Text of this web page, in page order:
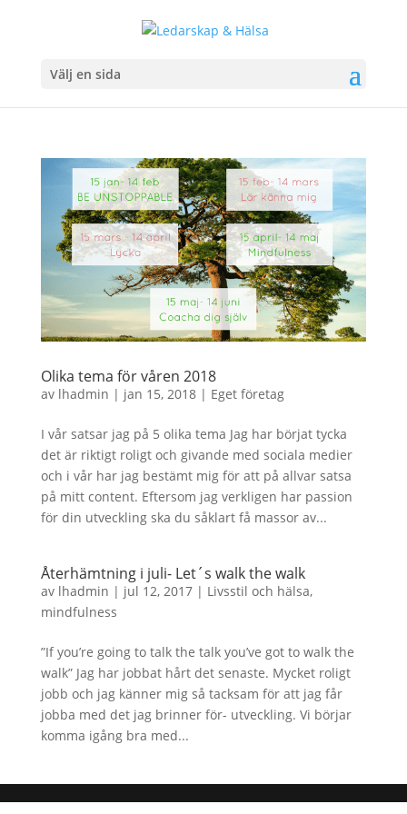
Välj en sida
Olika tema för våren 2018
av lhadmin | jan 15, 2018| Eget företag
I vår satsar jag på 5 olika tema Jag har börjat tycka
det är riktigt roligt och givande med sociala medier
och i vår har jag bestämt mig för att på allvar satsa
på mitt content. Eftersom jag verkligen har passion
för din utveckling ska du såklart få massor av...
Återhämtning i juli- Let´s walk the walk
av lhadmin | jul 12, 2017| Livsstil och hälsa,
mindfulness
”If you’re going to talk the talk you’ve got to walk the
walk” Jag har jobbat hårt det senaste. Mycket roligt
jobb och jag känner mig så tacksam för att jag får
jobba med det jag brinner för- utveckling. Vi börjar
komma igång bra med...